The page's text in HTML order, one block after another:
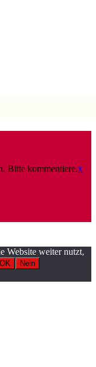
Bitte kommentiere.x
Website weiter nutzt,
OK
Nein